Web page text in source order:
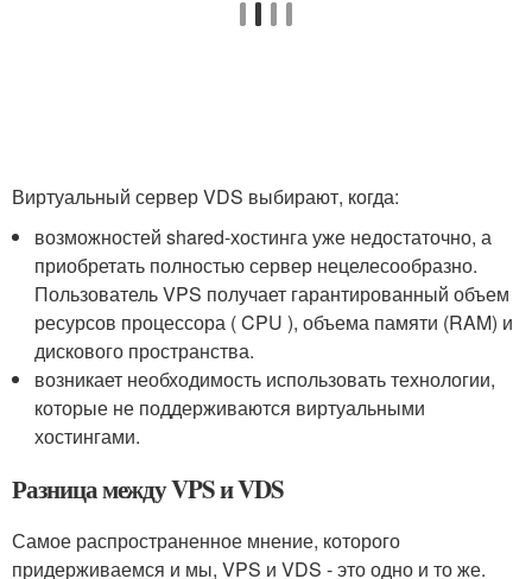
Виртуальный сервер VDS выбирают, когда:
возможностей shared-хостинга уже недостаточно, а
приобретать полностью сервер нецелесообразно.
Пользователь VPS получает гарантированный объем
ресурсов процессора ( CPU ), объема памяти (RAM) и
дискового пространства.
возникает необходимость использовать технологии,
которые не поддерживаются виртуальными
хостингами.
Разница между VPS и VDS
Самое распространенное мнение, которого
придерживаемся и мы, VPS и VDS - это одно и то же.